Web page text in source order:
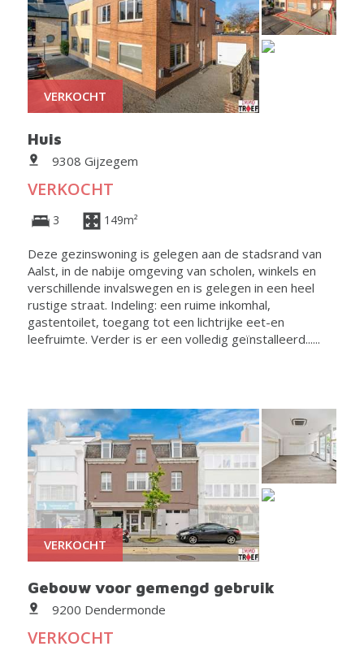
VERKOCHT
Huis
9308 Gijzegem
VERKOCHT
3 149m²
Deze gezinswoning is gelegen aan de stadsrand van
Aalst, in de nabije omgeving van scholen, winkels en
verschillende invalswegen en is gelegen in een heel
rustige straat. Indeling: een ruime inkomhal,
gastentoilet, toegang tot een lichtrijke eet-en
leefruimte. Verder is er een volledig geïnstalleerd......
VERKOCHT
Gebouw voor gemengd gebruik
9200 Dendermonde
VERKOCHT